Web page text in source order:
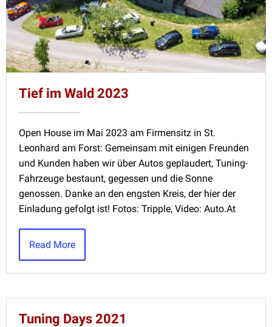
Tief im Wald 2023
Open House im Mai 2023 am Firmensitz in St.
Leonhard am Forst: Gemeinsam mit einigen Freunden
und Kunden haben wir über Autos geplaudert, Tuning-
Fahrzeuge bestaunt, gegessen und die Sonne
genossen. Danke an den engsten Kreis, der hier der
Einladung gefolgt ist! Fotos: Tripple, Video: Auto.At
Read More
Tuning Days 2021